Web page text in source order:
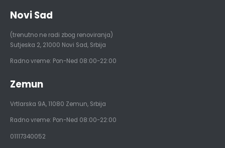
Novi Sad
(trenutno ne radi zbog renoviranja)
Sutjeska 2, 21000 Novi Sad, Srbija
Radno vreme: Pon-Ned 08:00-22:00
Zemun
Vrtlarska 9A,11080 Zemun, Srbija
Radno vreme: Pon-Ned 08:00-22:00
01117340052